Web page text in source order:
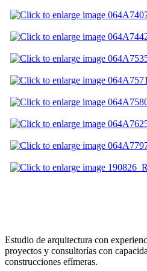
Estudio de arquitectura con
proyectos y consultorías con
construcciones efímeras.